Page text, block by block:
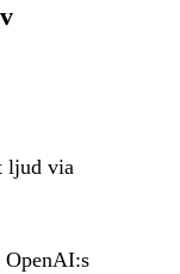
ljud via
OpenAI:s